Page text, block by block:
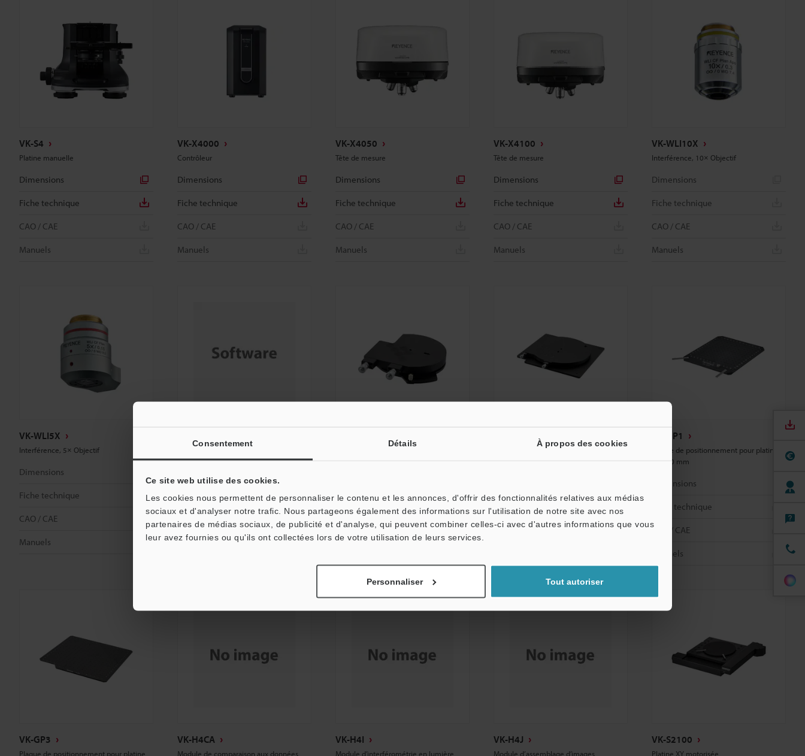
Consentement Détails À propos des cookies
Ce site web utilise des cookies.
Les cookies nous permettent de personnaliser le contenu et les annonces, d'offrir des fonctionnalités relatives aux médias
sociaux et d'analyser notre trafic. Nous partageons également des informations sur l'utilisation de notre site avec nos
partenaires de médias sociaux, de publicité et d'analyse, qui peuvent combiner celles-ci avec d'autres informations que vous
leur avez fournies ou qu'ils ont collectées lors de votre utilisation de leurs services.
Personnaliser Tout autoriser
VK-S4
Platine manuelle
Dimensions
Fiche technique
CAO / CAE
Manuels
VK-X4000
Contrôleur
Dimensions
Fiche technique
CAO / CAE
Manuels
VK-X4050
Tête de mesure
Dimensions
Fiche technique
CAO / CAE
Manuels
VK-X4100
Tête de mesure
Dimensions
Fiche technique
CAO / CAE
Manuels
VK-WLI10X
Interférence, 10× Objectif
Dimensions
Fiche technique
CAO / CAE
Manuels
VK-WLI5X
Interférence, 5× Objectif
Dimensions
Fiche technique
CAO / CAE
Manuels
Fiche technique
CAO / CAE
Manuels
Fiche technique
CAO / CAE
Manuels
Platine goniométrique pour platine de
Fiche technique
CAO / CAE
VK-GP1
Plaque de positionnement pour platine
de 100 mm
Dimensions
Fiche technique
CAO / CAE
Manuels
VK-GP3
Plaque de positionnement pour platine
VK-H4CA
Module de comparaison aux données
VK-H4I
Module d’interférométrie en lumière
VK-H4J
Module d’assemblage d’images
VK-S2100
Platine XY motorisée